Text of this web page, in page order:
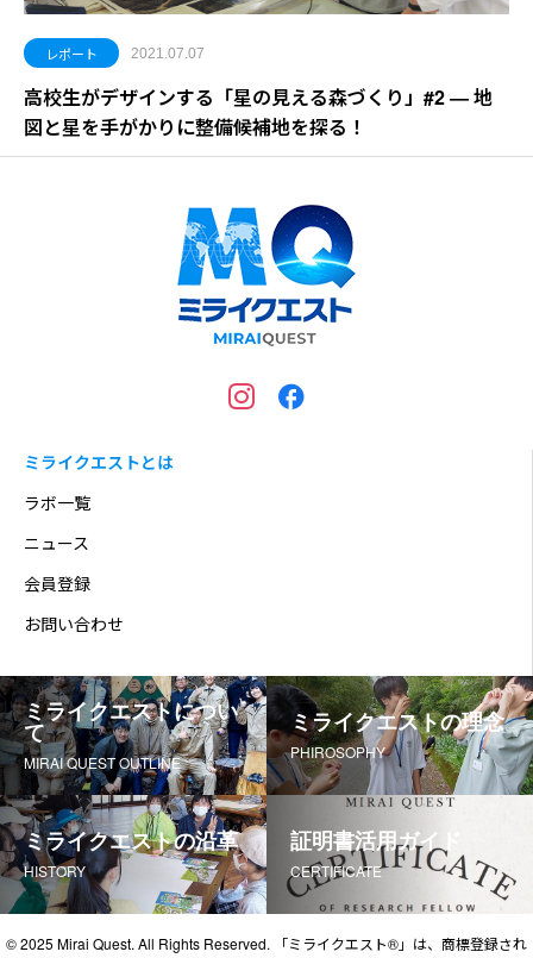
レポート 2021.07.07
高校生がデザインする「星の見える森づくり」#2 ― 地
図と星を手がかりに整備候補地を探る！
ミライクエストとは
ラボ一覧
ニュース
会員登録
お問い合わせ
ミライクエストについ
て
MIRAI QUEST OUTLINE
ミライクエストの理念
PHIROSOPHY
ミライクエストの沿革
HISTORY
証明書活用ガイド
CERTIFICATE
© 2025 Mirai Quest. All Rights Reserved. 「ミライクエスト®」は、商標登録され